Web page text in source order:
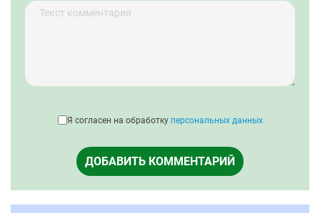
Я согласен на обработку персональных данных
ДОБАВИТЬ КОММЕНТАРИЙ